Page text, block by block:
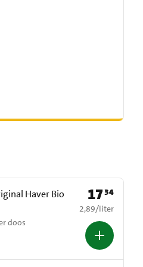
Haver Bio
doos
Prijs: € 17,34
1734
€ 2,89 per liter
2,89/liter